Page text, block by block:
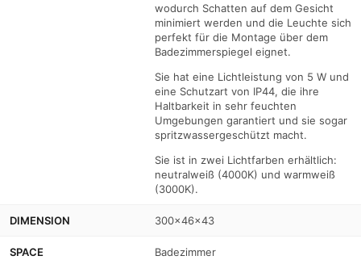
wodurch Schatten auf dem Gesicht
minimiert werden und die Leuchte sich
perfekt für die Montage über dem
Badezimmerspiegel eignet.
Sie hat eine Lichtleistung von 5 W und
eine Schutzart von IP44, die ihre
Haltbarkeit in sehr feuchten
Umgebungen garantiert und sie sogar
spritzwassergeschützt macht.
Sie ist in zwei Lichtfarben erhältlich:
neutralweiß (4000K) und warmweiß
(3000K).
DIMENSION 300x46x43
SPACE Badezimmer